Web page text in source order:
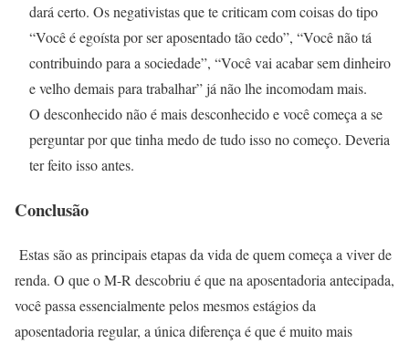
dará certo. Os negativistas que te criticam com coisas do tipo
“Você é egoísta por ser aposentado tão cedo”, “Você não tá
contribuindo para a sociedade”, “Você vai acabar sem dinheiro
e velho demais para trabalhar” já não lhe incomodam mais.
O desconhecido não é mais desconhecido e você começa a se
perguntar por que tinha medo de tudo isso no começo. Deveria
ter feito isso antes.
Conclusão
Estas são as principais etapas da vida de quem começa a viver de
renda. O que o M-R descobriu é que na aposentadoria antecipada,
você passa essencialmente pelos mesmos estágios da
aposentadoria regular, a única diferença é que é muito mais